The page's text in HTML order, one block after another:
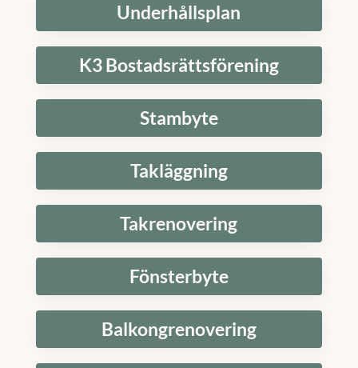
Underhållsplan
K3 Bostadsrättsförening
Stambyte
Takläggning
Takrenovering
Fönsterbyte
Balkongrenovering